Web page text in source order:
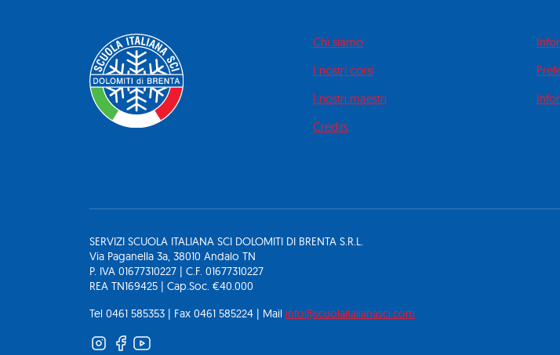
Chi siamo
I nostri corsi
I nostri maestri
Credits
SERVIZI SCUOLA ITALIANA SCI DOLOMITI DI BRENTA S.R.L.
Via Paganella 3a, 38010 Andalo TN
P. IVA 01677310227 | C.F. 01677310227
REA TN169425 | Cap.Soc. €40.000
Tel 0461 585353 | Fax 0461 585224 | Mail info@scuolaitalianasci.com